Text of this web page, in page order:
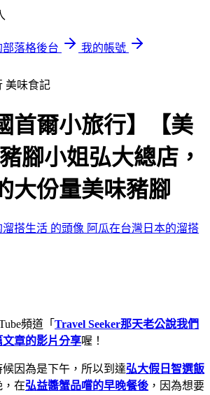
部落格後台
我的帳號
美味食記
首爾小旅行】【美
腳小姐弘大總店，
大份量美味豬腳
阿瓜在台灣日本的溜搭
頻道「 Travel Seeker那天老公說我們
文章的影片分享喔！
因為是下午，所以到達弘大假日智選飯
，在弘益醬蟹品嚐的早晚餐後 ，因為想要